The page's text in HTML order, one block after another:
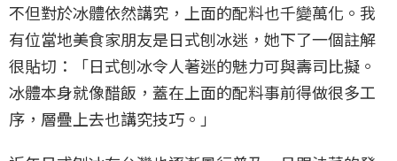
不但對於冰體依然講究，上面的配料也千變萬化。我
有位當地美食家朋友是日式刨冰迷，她下了一個註解
很貼切：「日式刨冰令人著迷的魅力可與壽司比擬。
冰體本身就像醋飯，蓋在上面的配料事前得做很多工
序，層疊上去也講究技巧。」